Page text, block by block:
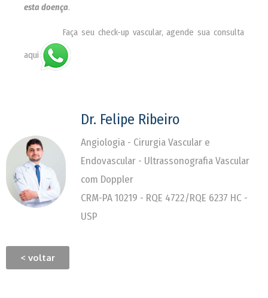
esta doença.
Faça seu check-up vascular, agende sua consulta
aqui
Dr. Felipe Ribeiro
Angiologia - Cirurgia Vascular e
Endovascular - Ultrassonografia Vascular
com Doppler
CRM-PA 10219 - RQE 4722/RQE 6237 HC -
USP
< voltar